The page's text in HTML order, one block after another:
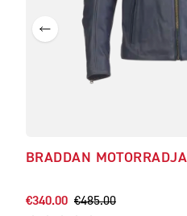
BRADDAN
€340.00 €485.00